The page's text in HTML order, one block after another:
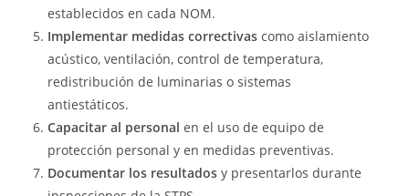
establecidos en cada NOM.
Implementar medidas correctivas como aislamiento
acústico, ventilación, control de temperatura,
redistribución de luminarias o sistemas
antiestáticos.
Capacitar al personal en el uso de equipo de
protección personal y en medidas preventivas.
Documentar los resultados y presentarlos durante